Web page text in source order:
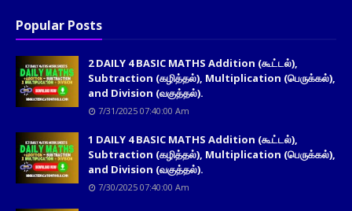
Popular Posts
2 DAILY 4 BASIC MATHS Addition (கூட்டல்),
Subtraction (கழித்தல்), Multiplication (பெருக்கல்),
and Division (வகுத்தல்).
7/31/2025 07:40:00 Am
1 DAILY 4 BASIC MATHS Addition (கூட்டல்),
Subtraction (கழித்தல்), Multiplication (பெருக்கல்),
and Division (வகுத்தல்).
7/30/2025 07:40:00 Am